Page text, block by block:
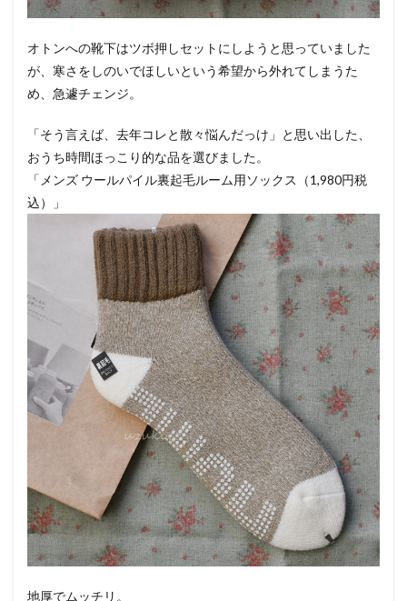
オトンへの靴下はツボ押しセットにしようと思っていました
が、寒さをしのいでほしいという希望から外れてしまうた
め、急遽チェンジ。
「そう言えば、去年コレと散々悩んだっけ」と思い出した、
おうち時間ほっこり的な品を選びました。
「メンズ ウールパイル裏起毛ルーム用ソックス（1,980円税
込）」
地厚でムッチリ。